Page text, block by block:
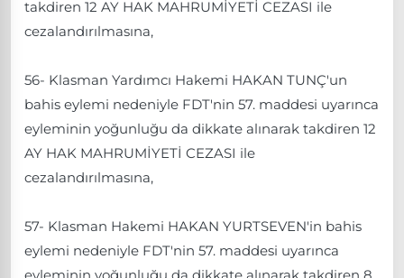
takdiren 12 AY HAK MAHRUMİYETİ CEZASI ile
cezalandırılmasına,
56- Klasman Yardımcı Hakemi HAKAN TUNÇ'un
bahis eylemi nedeniyle FDT'nin 57. maddesi uyarınca
eyleminin yoğunluğu da dikkate alınarak takdiren 12
AY HAK MAHRUMİYETİ CEZASI ile
cezalandırılmasına,
57- Klasman Hakemi HAKAN YURTSEVEN'in bahis
eylemi nedeniyle FDT'nin 57. maddesi uyarınca